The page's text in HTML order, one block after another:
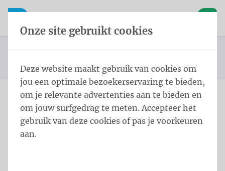
Inhoud overslaan
Taalkeuze overslaan
Open mobiele navigatie
U bevindt zich hier:
Cilindrische masten met galg
Mastodont 7,0 m - ⌀ 70/4 Black
Mastodont 7,0 m - ⌀ 70/4
Black
Onze site gebruikt cookies
Deze website maakt gebruik van cookies om
jou een optimale bezoekerservaring te bieden,
om je relevante advertenties aan te bieden en
om jouw surfgedrag te meten. Accepteer het
gebruik van deze cookies of pas je voorkeuren
aan.